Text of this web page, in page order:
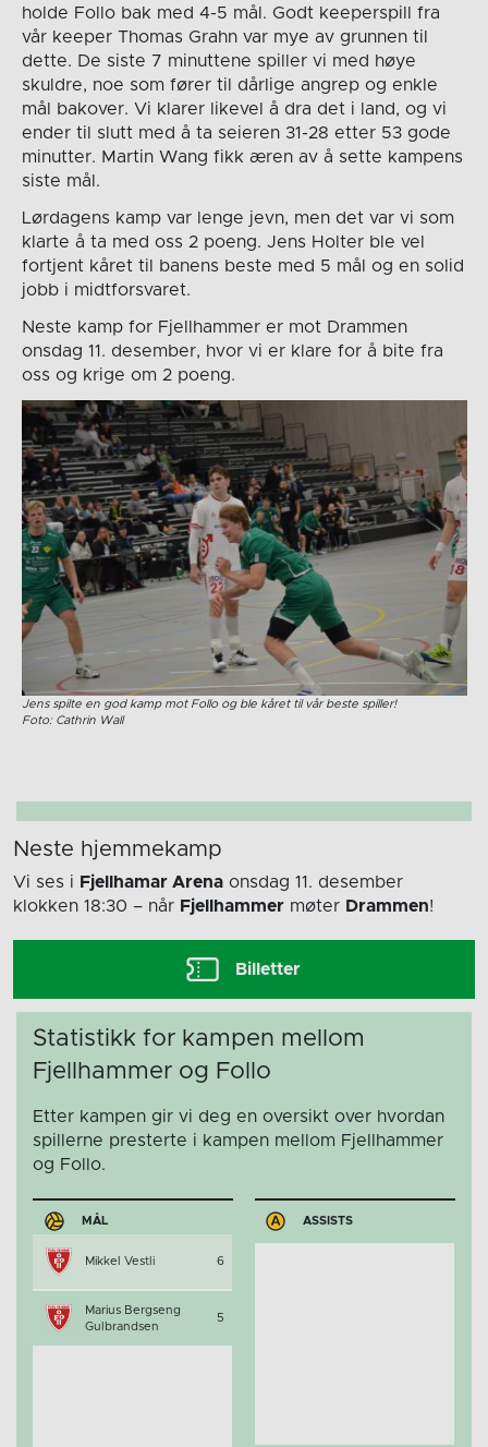
holde Follo bak med 4-5 mål. Godt keeperspill fra
vår keeper Thomas Grahn var mye av grunnen til
dette. De siste 7 minuttene spiller vi med høye
skuldre, noe som fører til dårlige angrep og enkle
mål bakover. Vi klarer likevel å dra det i land, og vi
ender til slutt med å ta seieren 31-28 etter 53 gode
minutter. Martin Wang fikk æren av å sette kampens
siste mål.
Lørdagens kamp var lenge jevn, men det var vi som
klarte å ta med oss 2 poeng. Jens Holter ble vel
fortjent kåret til banens beste med 5 mål og en solid
jobb i midtforsvaret.
Neste kamp for Fjellhammer er mot Drammen
onsdag 11. desember, hvor vi er klare for å bite fra
oss og krige om 2 poeng.
Jens spilte en god kamp mot Follo og ble kåret til vår beste spiller!
Foto: Cathrin Wall
Neste hjemmekamp
Vi ses i Fjellhamar Arena onsdag 11. desember
klokken 18:30 – når Fjellhammer møter Drammen!
Billetter
Statistikk for kampen mellom
Fjellhammer og Follo
Etter kampen gir vi deg en oversikt over hvordan
spillerne presterte i kampen mellom Fjellhammer
og Follo.
MÅL
Mikkel Vestli 6
Marius Bergseng
Gulbrandsen
5
ASSISTS